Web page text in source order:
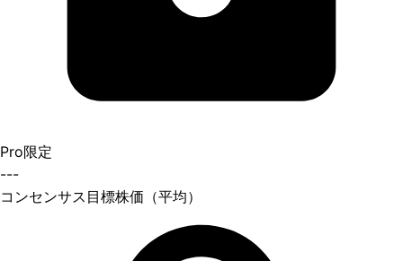
Pro限定
---
コンセンサス目標株価（平均）